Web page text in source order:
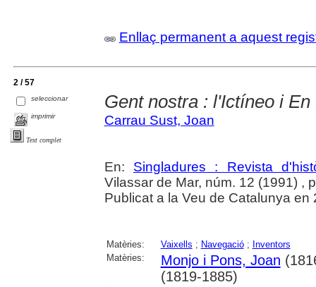
Enllaç permanent a aquest
2 / 57
seleccionar
imprimir
Text complet
Gent nostra : l'Ictíneo i En
Carrau Sust, Joan
En: Singladures : Revista
Vilassar de Mar, núm. 12 (1991) ,
Publicat a la Veu de Catalunya en
Matèries: Vaixells ; Navegació; Inventors
Matèries:
Monjo i Pons, Joan
(1819-1885)